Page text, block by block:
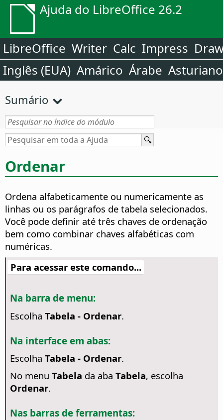
Ajuda do LibreOffice 26.2
LibreOffice Writer Calc Impress
Inglês (EUA) Amárico Árabe Asturiano
Sumário
Ordenar
Ordena alfabeticamente ou numericamente as
linhas ou os parágrafos de tabela selecionados.
Você pode definir até três chaves de ordenação
bem como combinar chaves alfabéticas com
numéricas.
Para acessar este comando...
Na barra de menu:
Escolha Tabela - Ordenar.
Na interface em abas:
Escolha Tabela - Ordenar.
No menu Tabela da aba Tabela, escolha
Ordenar.
Nas barras de ferramentas: